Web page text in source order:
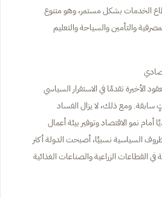
الخدمات بشكل مستمر، وهو متنوع
والتأمين والسياحة والتعليم
الأخيرة تقدمًا في الاستقرار السياسي
سابقة. ومع ذلك، لا يزال الفساد
أمام نمو الاقتصاد وتوفير بيئة أعمال
السياسية نسبيًا، أصبحت الدولة أكثر
في القطاعات الزراعية والصناعات الغذائية